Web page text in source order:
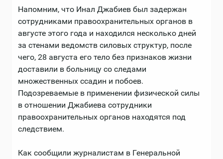
Напомним, что Инал Джабиев был задержан
сотрудниками правоохранительных органов в
августе этого года и находился несколько дней
за стенами ведомств силовых структур, после
чего, 28 августа его тело без признаков жизни
доставили в больницу со следами
множественных ссадин и побоев.
Подозреваемые в применении физической силы
в отношении Джабиева сотрудники
правоохранительных органов находятся под
следствием.
Как сообщили журналистам в Генеральной